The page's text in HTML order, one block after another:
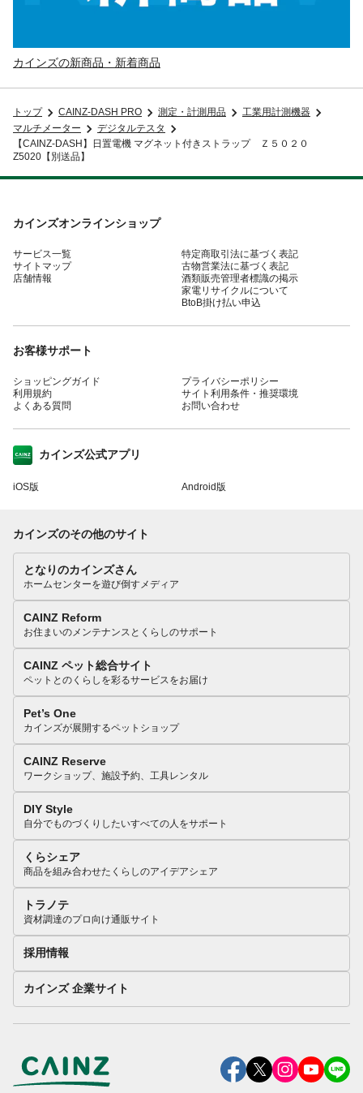
カインズの新商品・新着商品
トップ CAINZ-DASH PRO 測定・計測用品
工業用計測機器
マルチメーター
デジタルテスタ
【CAINZ-DASH】日置電機 マグネット付きストラップ Ｚ５０２０
Z5020【別送品】
カインズオンラインショップ
サービス一覧
サイトマップ
店舗情報
特定商取引法に基づく表記
古物営業法に基づく表記
酒類販売管理者標識の掲示
家電リサイクルについて
BtoB掛け払い申込
お客様サポート
ショッピングガイド
利用規約
よくある質問
プライバシーポリシー
サイト利用条件・推奨環境
お問い合わせ
カインズ公式アプリ
iOS版 Android版
カインズのその他のサイト
となりのカインズさん
ホームセンターを遊び倒すメディア
CAINZ Reform
お住まいのメンテナンスとくらしのサポート
CAINZ ペット総合サイト
ペットとのくらしを彩るサービスをお届け
Pet’s One
カインズが展開するペットショップ
CAINZ Reserve
ワークショップ、施設予約、工具レンタル
DIY Style
自分でものづくりしたいすべての人をサポート
くらシェア
商品を組み合わせたくらしのアイデアシェア
トラノテ
資材調達のプロ向け通販サイト
採用情報
カインズ 企業サイト